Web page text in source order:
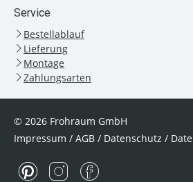
Service
Bestellablauf
Lieferung
Montage
Zahlungsarten
© 2026 Frohraum GmbH
Impressum / AGB / Datenschutz /